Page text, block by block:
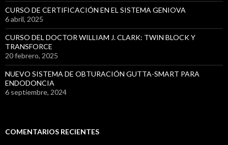
CURSO DE CERTIFICACIÓN EN EL SISTEMA GENIOVA
6 abril, 2025
CURSO DEL DOCTOR WILLIAM J. CLARK: TWIN BLOCK Y
TRANSFORCE
20 febrero, 2025
NUEVO SISTEMA DE OBTURACIÓN GUTTA-SMART PARA
ENDODONCIA
6 septiembre, 2024
COMENTARIOS RECIENTES